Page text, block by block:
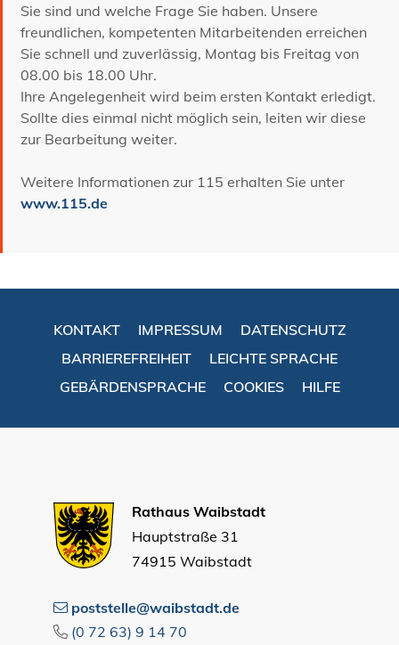
Sie sind und welche Frage Sie haben. Unsere
freundlichen, kompetenten Mitarbeitenden erreichen
Sie schnell und zuverlässig, Montag bis Freitag von
08.00 bis 18.00 Uhr.
Ihre Angelegenheit wird beim ersten Kontakt erledigt.
Sollte dies einmal nicht möglich sein, leiten wir diese
zur Bearbeitung weiter.
Weitere Informationen zur 115 erhalten Sie unter
www.115.de
KONTAKT IMPRESSUM
DATENSCHUTZ
BARRIEREFREIHEIT
LEICHTE SPRACHE
GEBÄRDENSPRACHE
COOKIES HILFE
Rathaus Waibstadt
Hauptstraße 31
74915 Waibstadt
poststelle@waibstadt.de
(0 72 63) 9 14 70